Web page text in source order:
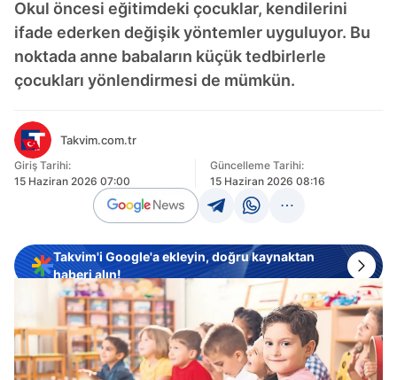
Okul öncesi eğitimdeki çocuklar, kendilerini
ifade ederken değişik yöntemler uyguluyor. Bu
noktada anne babaların küçük tedbirlerle
çocukları yönlendirmesi de mümkün.
Takvim.com.tr
Giriş Tarihi:
15 Haziran 2026 07:00
Güncelleme Tarihi:
15 Haziran 2026 08:16
Takvim'i Google'a ekleyin, doğru kaynaktan
haberi alın!